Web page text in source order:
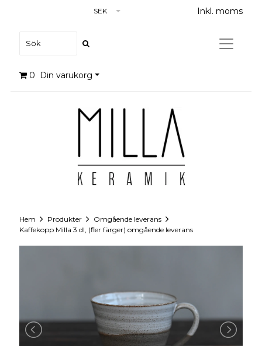
SEK Inkl. moms
0 Din varukorg
Hem Produkter
Omgående leverans
Kaffekopp Milla 3 dl, (fler färger) omgående leverans